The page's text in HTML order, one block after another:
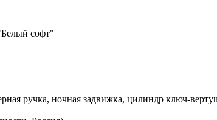
софт"
ручка, ночная задвижка, цилиндр ключ-